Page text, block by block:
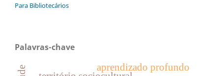
Para Bibliotecários
Palavras-chave
aprendizado profundo